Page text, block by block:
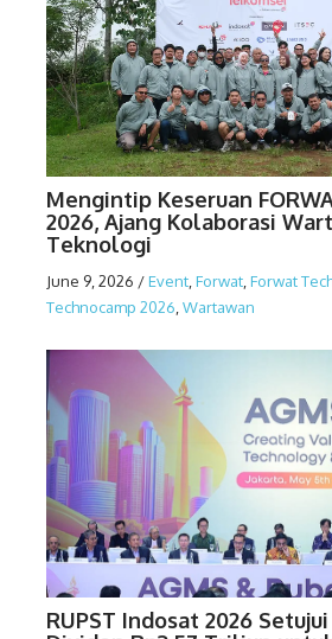
Mengintip Keseruan
2026, Ajang Kolaborasi
Teknologi
June 9, 2026 /Event,Forwat,Forwat
Technocamp 2026,Wartawan
RUPST Indosat 2026